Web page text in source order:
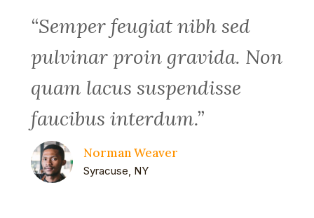
“Semper feugiat nibh sed
pulvinar proin gravida. Non
quam lacus suspendisse
faucibus interdum.”
Norman Weaver
Syracuse, NY